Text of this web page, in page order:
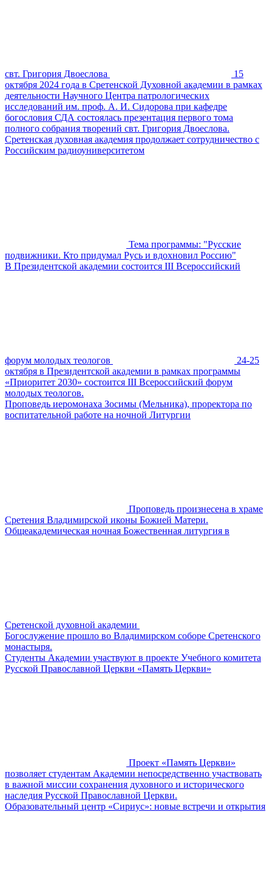
свт. Григория Двоеслова
15
октября 2024 года в Сретенской Духовной академии в рамках
деятельности Научного Центра патрологических
исследований им. проф. А. И. Сидорова при кафедре
богословия СДА состоялась презентация первого тома
полного собрания творений свт. Григория Двоеслова.
Сретенская духовная академия продолжает сотрудничество с
Российским радиоуниверситетом
Тема программы: "Русские
подвижники. Кто придумал Русь и вдохновил Россию"
В Президентской академии состоится III Всероссийский
форум молодых теологов
24-25
октября в Президентской академии в рамках программы
«Приоритет 2030» состоится III Всероссийский форум
молодых теологов.
Проповедь иеромонаха Зосимы (Мельника), проректора по
воспитательной работе на ночной Литургии
Проповедь произнесена в храме
Сретения Владимирской иконы Божией Матери.
Общеакадемическая ночная Божественная литургия в
Сретенской духовной академии
Богослужение прошло во Владимирском соборе Сретенского
монастыря.
​​Студенты Академии участвуют в проекте Учебного комитета
Русской Православной Церкви «Память Церкви»
Проект «Память Церкви»
позволяет студентам Академии непосредственно участвовать
в важной миссии сохранения духовного и исторического
наследия Русской Православной Церкви.
Образовательный центр «Сириус»: новые встречи и открытия